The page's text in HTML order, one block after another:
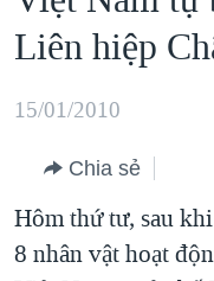
Tới
dung
chính
điều
hướng
VIỆT NAM
HOA KỲ
BIỂN ĐÔNG
BLOG
DIỄN ĐÀN
MỤC
Liên hiệp
15/01/2010
Chia sẻ
Hôm thứ tư, sau
8 nhân vật hoạt